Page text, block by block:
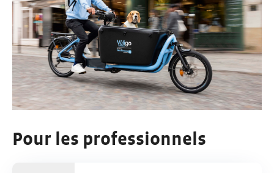
Pour les professionnels